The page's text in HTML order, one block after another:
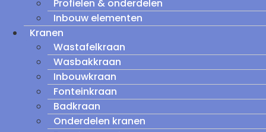
Profielen & onderdelen
Inbouw elementen
Kranen
Wastafelkraan
Wasbakkraan
Inbouwkraan
Fonteinkraan
Badkraan
Onderdelen kranen